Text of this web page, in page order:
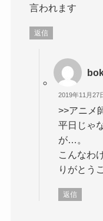
言われます
返信
2019年11月27
>>アニメ
平日じゃ
が…。
こんなわ
りがとう
返信